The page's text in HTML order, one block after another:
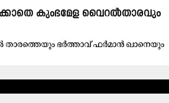
കുംഭമേള വൈറല്‍താരവും
താരത്തെയും ഭർത്താവ് ഫർമാൻ ഖാനെയും